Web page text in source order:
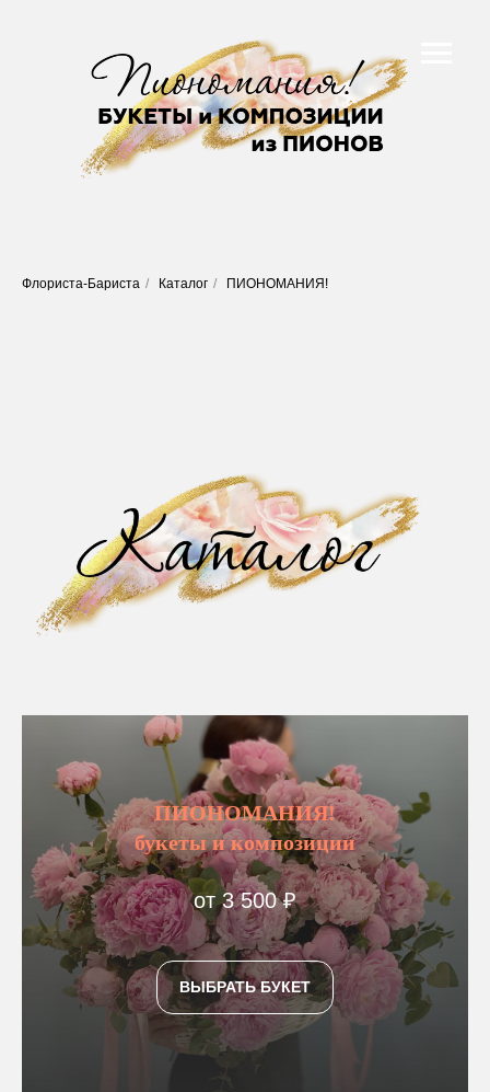
Флориста-Бариста / Каталог / ПИОНОМАНИЯ!
ПИОНОМАНИЯ!
букеты и композиции
от 3 500 ₽
ВЫБРАТЬ БУКЕТ